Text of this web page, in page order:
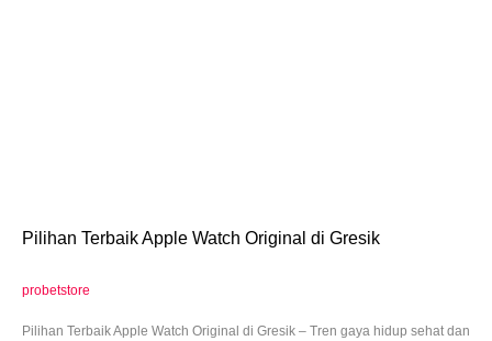
Pilihan Terbaik Apple Watch Original di Gresik
probetstore
Pilihan Terbaik Apple Watch Original di Gresik – Tren gaya hidup sehat dan